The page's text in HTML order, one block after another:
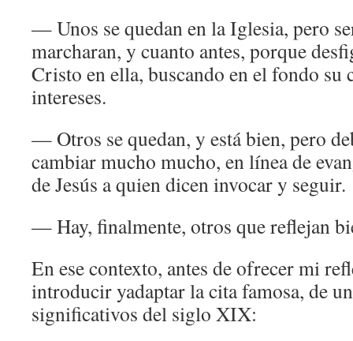
— Unos se quedan en la Iglesia, pero
marcharan, y cuanto antes, porque
Cristo en ella, buscando en el fondo su
intereses.
— Otros se quedan, y está bien, pero
cambiar mucho mucho, en línea de
de Jesús a quien dicen invocar y seguir.
— Hay, finalmente, otros que reflejan
En ese contexto, antes de ofrecer mi
introducir yadaptar la cita famosa, de
significativos del siglo XIX: